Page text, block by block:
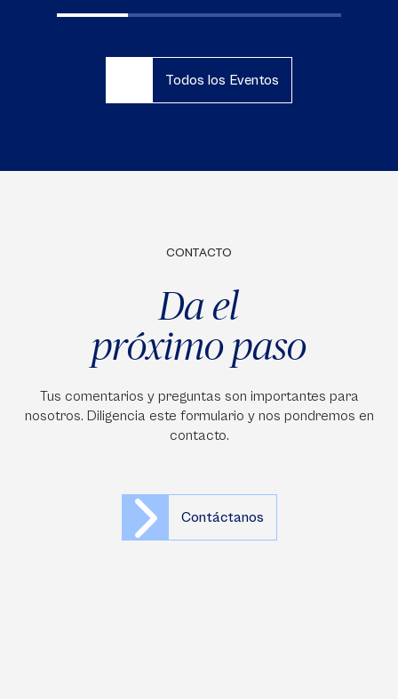
Todos los Eventos
CONTACTO
Da el
próximo paso
Tus comentarios y preguntas son importantes para
nosotros. Diligencia este formulario y nos pondremos en
contacto.
Contáctanos